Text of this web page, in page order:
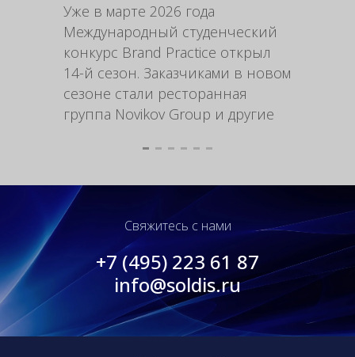
Уже в марте 2026 года
Международный студенческий
конкурс Brand Practice открыл
14-й сезон. Заказчиками в новом
сезоне стали ресторанная
группа Novikov Group и другие
Свяжитесь с нами
+7 (495) 223 61 87
info@soldis.ru